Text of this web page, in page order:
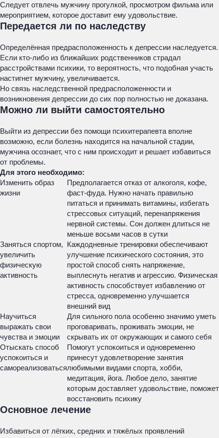
Следует отвлечь мужчину прогулкой, просмотром фильма или
мероприятием, которое доставит ему удовольствие.
Передается ли по наследству
Определённая предрасположенность к депрессии наследуется.
Если кто-либо из ближайших родственников страдал
расстройствами психики, то вероятность, что подобная участь
настигнет мужчину, увеличивается.
Но связь наследственной предрасположенности и
возникновения депрессии до сих пор полностью не доказана.
Можно ли выйти самостоятельно
Выйти из депрессии без помощи психитерапевта вполне
возможно, если болезнь находится на начальной стадии,
мужчина осознает, что с ним происходит и решает избавиться
от проблемы.
Для этого необходимо:
Изменить образ
жизни
Предполагается отказ от алкоголя, кофе,
фаст-фуда. Нужно начать правильно
питаться и принимать витамины, избегать
стрессовых ситуаций, перенапряжения
нервной системы. Сон должен длиться не
меньше восьми часов в сутки
Заняться спортом,
увеличить
физическую
активность
Каждодневные тренировки обеспечивают
улучшение психического состояния, это
простой способ снять напряжение,
выплеснуть негатив и агрессию. Физическая
активность способствует избавлению от
стресса, одновременно улучшается
внешний вид
Научиться
выражать свои
чувства и эмоции
Для сильного пола особенно значимо уметь
проговаривать, проживать эмоции, не
скрывать их от окружающих и самого себя
Отыскать способ
успокоиться и
самореализоваться
Помогут успокоиться и одновременно
принесут удовлетворение занятия
любимыми видами спорта, хобби,
медитация, йога. Любое дело, занятие
которым доставляет удовольствие, поможет
восстановить психику
Основное лечение
Избавиться от лёгких, средних и тяжёлых проявлений